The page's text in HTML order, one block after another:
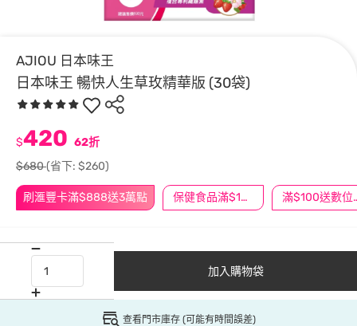
AJIOU 日本味王
日本味王 暢快人生草玫精華版 (30袋)
刷滙豐卡滿$888送3萬點 保健食品滿$1200送$100 滿
$420 62折
$680(省下: $260)
加入購物袋
查看門市庫存 (可能有時間誤差)